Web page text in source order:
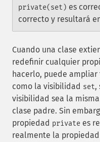
private(set) es
correcto y resultará
Cuando una clase
redefinir cualquier
hacerlo, puede
como la visibilidad set,
visibilidad sea la
clase padre. Sin
propiedad private es
realmente la